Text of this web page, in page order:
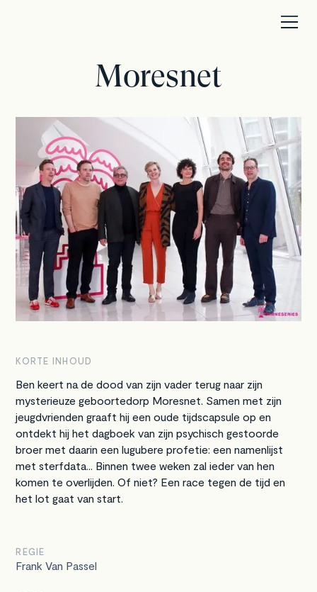
Moresnet
KORTE INHOUD
Ben keert na de dood van zijn vader terug naar zijn
mysterieuze geboortedorp Moresnet. Samen met zijn
jeugdvrienden graaft hij een oude tijdscapsule op en
ontdekt hij het dagboek van zijn psychisch gestoorde
broer met daarin een lugubere profetie: een namenlijst
met sterfdata... Binnen twee weken zal ieder van hen
komen te overlijden. Of niet? Een race tegen de tijd en
het lot gaat van start.
REGIE
Frank Van Passel